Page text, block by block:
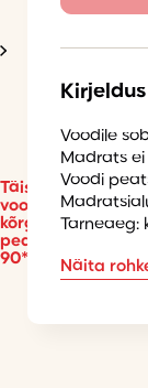
Täispuidust
voodi
kõrge
peatsiga
90*200
Voodile
Madrats ei
Voodi
Tarneaeg:
Näita